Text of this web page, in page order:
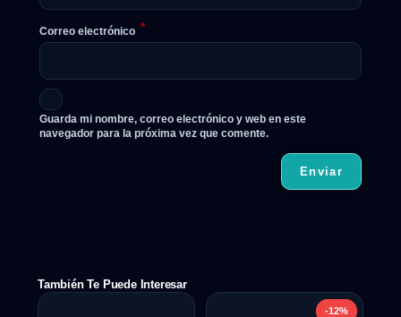
Correo electrónico *
Guarda mi nombre, correo electrónico y web en este
navegador para la próxima vez que comente.
También Te Puede Interesar
-12%